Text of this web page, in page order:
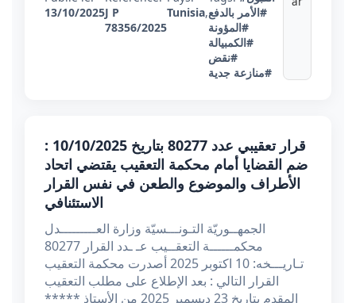
13/10/2025J P
78356/2025
Tunisia,#الأمر بالدفع
#المؤونة
#الكمبيالة
#نقض
#منازعة جدية
قرار تعقيبي عدد 80277 بتاريخ 10/10/2025 :
ضم القضايا أمام محكمة التعقيب يقتضي اتحاد
الأطراف والموضوع والطعن في نفس القرار
الاستئنافي
الجمهــوريّة التـونـــسيّة وزارة العـــــــــدل
محكمــــــة التعقــيب عـ ـدد القرار 80277
تـاريـــخه: 10 اكتوبر 2025 أصدرت محكمة التعقيب
القرار التالي : بعد الإطلاع على مطلب التعقيب
المقدم بتاريخ 23 ديسمبر 2025 من الأستاذ *****